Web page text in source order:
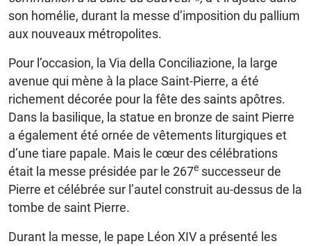
son homélie, durant la messe d’imposition du pallium
aux nouveaux métropolites.
Pour l’occasion, la Via della Conciliazione, la large
avenue qui mène à la place Saint-Pierre, a été
richement décorée pour la fête des saints apôtres.
Dans la basilique, la statue en bronze de saint Pierre
a également été ornée de vêtements liturgiques et
d’une tiare papale. Mais le cœur des célébrations
était la messe présidée par le 267e successeur de
Pierre et célébrée sur l’autel construit au-dessus de la
tombe de saint Pierre.
Durant la messe, le pape Léon XIV a présenté les